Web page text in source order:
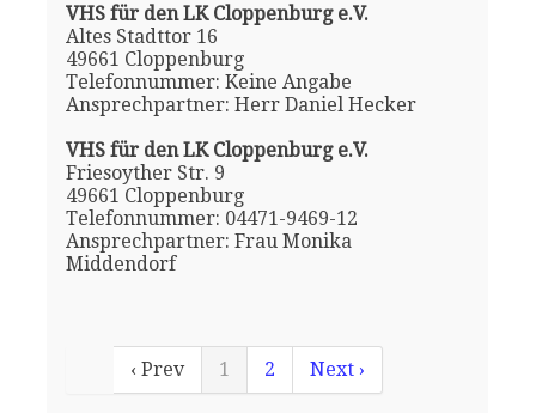
VHS für den LK Cloppenburg e.V.
Altes Stadttor 16
49661 Cloppenburg
Telefonnummer: Keine Angabe
Ansprechpartner: Herr Daniel Hecker
VHS für den LK Cloppenburg e.V.
Friesoyther Str. 9
49661 Cloppenburg
Telefonnummer: 04471-9469-12
Ansprechpartner: Frau Monika
Middendorf
‹ Prev 1 2 Next ›